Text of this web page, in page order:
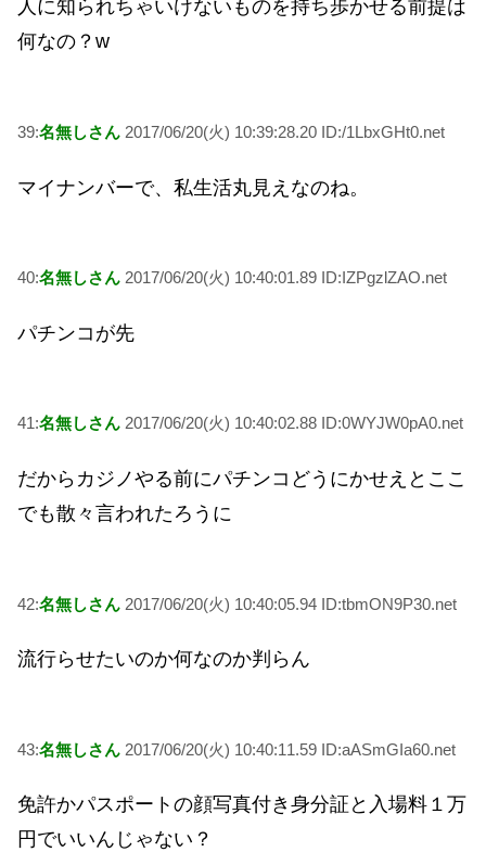
人に知られちゃいけないものを持ち歩かせる前提は
何なの？w
39:名無しさん 2017/06/20(火) 10:39:28.20 ID:/1LbxGHt0.net
マイナンバーで、私生活丸見えなのね。
40:名無しさん 2017/06/20(火) 10:40:01.89 ID:IZPgzlZAO.net
パチンコが先
41:名無しさん 2017/06/20(火) 10:40:02.88 ID:0WYJW0pA0.net
だからカジノやる前にパチンコどうにかせえとここ
でも散々言われたろうに
42:名無しさん 2017/06/20(火) 10:40:05.94 ID:tbmON9P30.net
流行らせたいのか何なのか判らん
43:名無しさん 2017/06/20(火) 10:40:11.59 ID:aASmGIa60.net
免許かパスポートの顔写真付き身分証と入場料１万
円でいいんじゃない？